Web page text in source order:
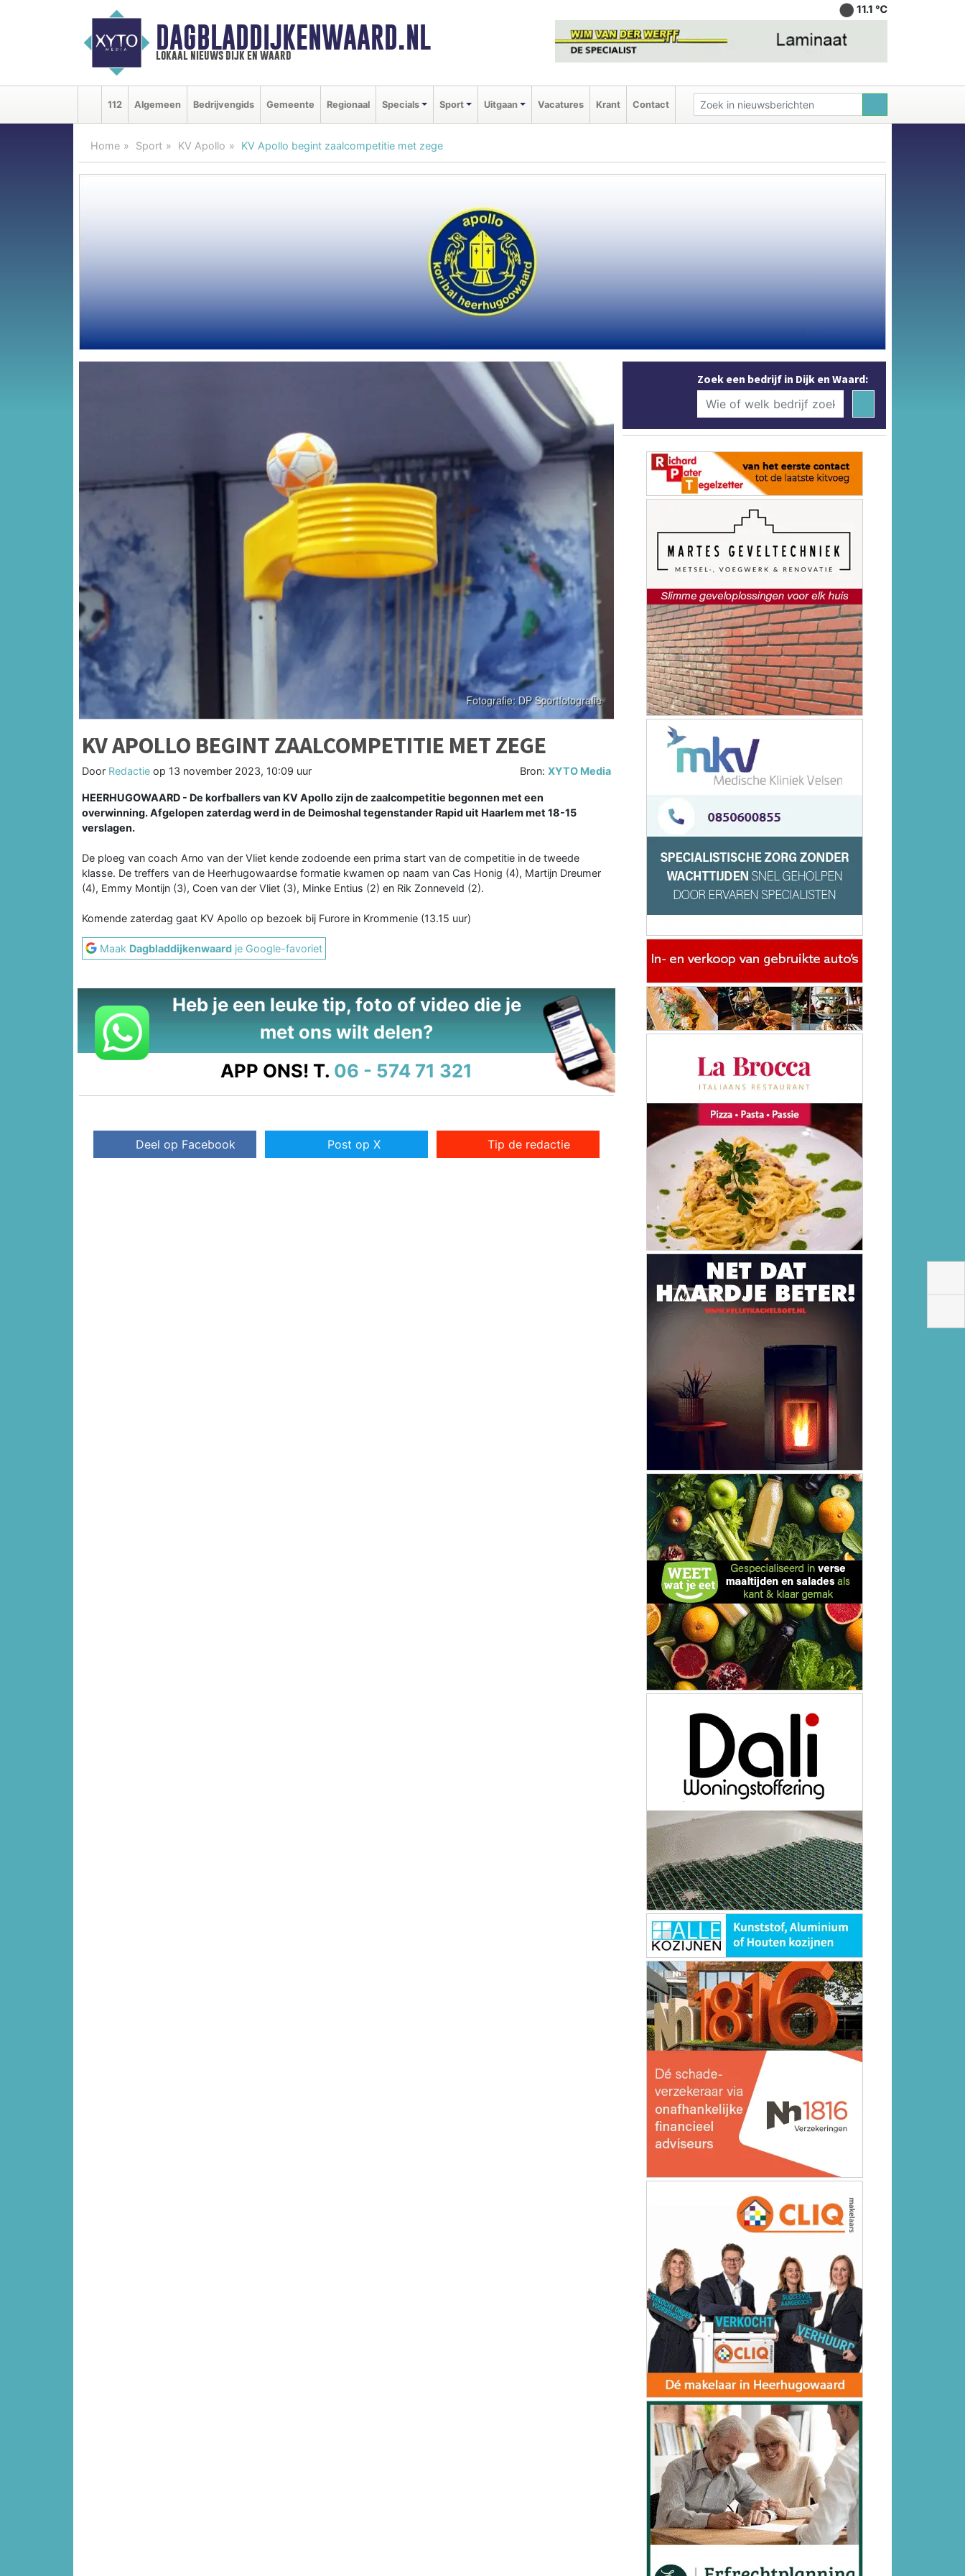
DAGBLADDIJKENWAARD.NL
lokaal nieuws dijk en waard
11.1 ℃
112 Algemeen Bedrijvengids Gemeente Regionaal Specials Sport Uitgaan Vacatures Krant Contact
Home Sport KV Apollo KV Apollo begint zaalcompetitie met zege
KV APOLLO BEGINT ZAALCOMPETITIE MET ZEGE
Door Redactie op 13 november 2023, 10:09 uur Bron:XYTO Media
HEERHUGOWAARD - De korfballers van KV Apollo zijn de zaalcompetitie begonnen met een
overwinning. Afgelopen zaterdag werd in de Deimoshal tegenstander Rapid uit Haarlem met 18-15
verslagen.
De ploeg van coach Arno van der Vliet kende zodoende een prima start van de competitie in de tweede
klasse. De treffers van de Heerhugowaardse formatie kwamen op naam van Cas Honig (4), Martijn Dreumer
(4), Emmy Montijn (3), Coen van der Vliet (3), Minke Entius (2) en Rik Zonneveld (2).
Komende zaterdag gaat KV Apollo op bezoek bij Furore in Krommenie (13.15 uur)
Maak Dagbladdijkenwaard je Google-favoriet
Heb je een leuke tip, foto of video die je
met ons wilt delen?
APP ONS! T. 06 - 574 71 321
Deel op Facebook Post op X Tip de redactie
Zoek een bedrijf in Dijk en Waard: